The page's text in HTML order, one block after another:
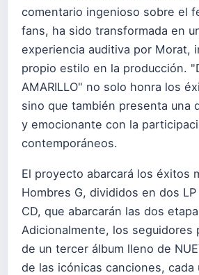
comentario ingenioso sobre el
fans, ha sido transformada en
experiencia auditiva por Morat,
propio estilo en la producción.
AMARILLO" no solo honra los
sino que también presenta una
y emocionante con la
contemporáneos.
El proyecto abarcará los éxitos
Hombres G, divididos en dos
CD, que abarcarán las dos
Adicionalmente, los seguidores
de un tercer álbum lleno de
de las icónicas canciones, cada